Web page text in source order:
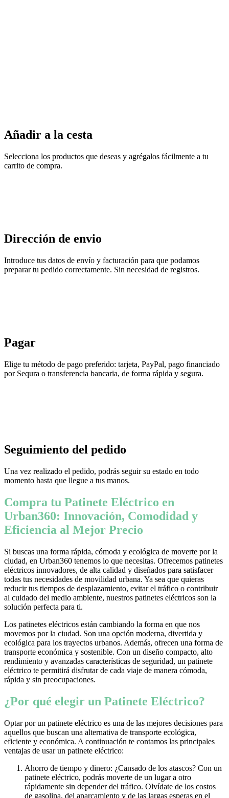
Añadir a la cesta
Selecciona los productos que deseas y agrégalos fácilmente a tu
carrito de compra.
Dirección de envio
Introduce tus datos de envío y facturación para que podamos
preparar tu pedido correctamente. Sin necesidad de registros.
Pagar
Elige tu método de pago preferido: tarjeta, PayPal, pago financiado
por Sequra o transferencia bancaria, de forma rápida y segura.
Seguimiento del pedido
Una vez realizado el pedido, podrás seguir su estado en todo
momento hasta que llegue a tus manos.
Compra tu Patinete Eléctrico en
Urban360: Innovación, Comodidad y
Eficiencia al Mejor Precio
Si buscas una forma rápida, cómoda y ecológica de moverte por la
ciudad, en Urban360 tenemos lo que necesitas. Ofrecemos patinetes
eléctricos innovadores, de alta calidad y diseñados para satisfacer
todas tus necesidades de movilidad urbana. Ya sea que quieras
reducir tus tiempos de desplazamiento, evitar el tráfico o contribuir
al cuidado del medio ambiente, nuestros patinetes eléctricos son la
solución perfecta para ti.
Los patinetes eléctricos están cambiando la forma en que nos
movemos por la ciudad. Son una opción moderna, divertida y
ecológica para los trayectos urbanos. Además, ofrecen una forma de
transporte económica y sostenible. Con un diseño compacto, alto
rendimiento y avanzadas características de seguridad, un patinete
eléctrico te permitirá disfrutar de cada viaje de manera cómoda,
rápida y sin preocupaciones.
¿Por qué elegir un Patinete Eléctrico?
Optar por un patinete eléctrico es una de las mejores decisiones para
aquellos que buscan una alternativa de transporte ecológica,
eficiente y económica. A continuación te contamos las principales
ventajas de usar un patinete eléctrico:
Ahorro de tiempo y dinero: ¿Cansado de los atascos? Con un
patinete eléctrico, podrás moverte de un lugar a otro
rápidamente sin depender del tráfico. Olvídate de los costos
de gasolina, del aparcamiento y de las largas esperas en el